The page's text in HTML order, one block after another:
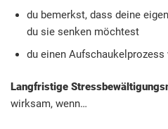
du bemerkst, dass deine
du sie senken möchtest
du einen
Langfristige
wirksam, wenn…